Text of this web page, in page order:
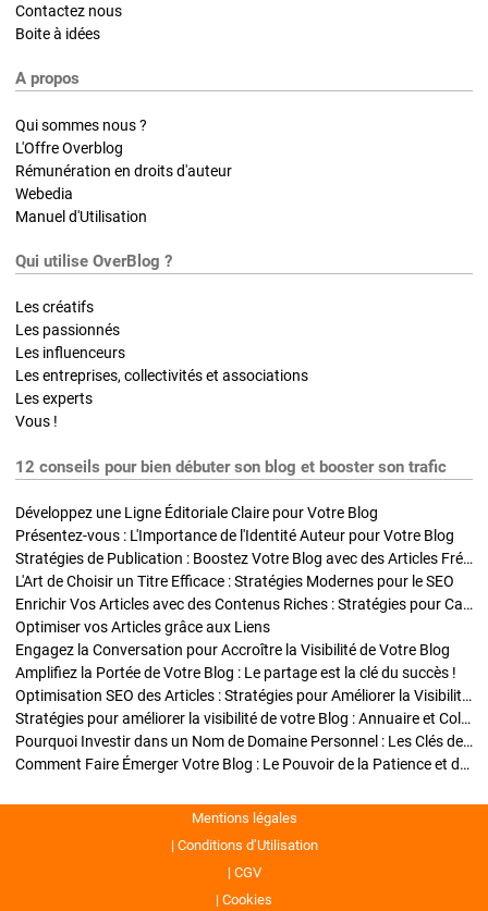
Contactez nous
Boite à idées
A propos
Qui sommes nous ?
L'Offre Overblog
Rémunération en droits d'auteur
Webedia
Manuel d'Utilisation
Qui utilise OverBlog ?
Les créatifs
Les passionnés
Les influenceurs
Les entreprises, collectivités et associations
Les experts
Vous !
12 conseils pour bien débuter son blog et booster son trafic
Développez une Ligne Éditoriale Claire pour Votre Blog
Présentez-vous : L'Importance de l'Identité Auteur pour Votre Blog
Stratégies de Publication : Boostez Votre Blog avec des Articles Fréquents et Exclusifs
L'Art de Choisir un Titre Efficace : Stratégies Modernes pour le SEO
Enrichir Vos Articles avec des Contenus Riches : Stratégies pour Captiver et Optimiser
Optimiser vos Articles grâce aux Liens
Engagez la Conversation pour Accroître la Visibilité de Votre Blog
Amplifiez la Portée de Votre Blog : Le partage est la clé du succès !
Optimisation SEO des Articles : Stratégies pour Améliorer la Visibilité de Votre Blog
Stratégies pour améliorer la visibilité de votre Blog : Annuaire et Collaborations
Pourquoi Investir dans un Nom de Domaine Personnel : Les Clés de la Réussite de Votre Blog
Comment Faire Émerger Votre Blog : Le Pouvoir de la Patience et de la Persévérance
Mentions légales
Conditions d’Utilisation
CGV
Cookies